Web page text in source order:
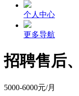
个人中心
更多导航
招聘售后
5000-6000元/月